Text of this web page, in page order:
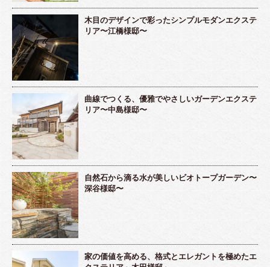
木目のデザインで彩ったシンプルモダンエクステ
リア〜江橋様邸〜
曲線でつくる、優雅でやさしいガーデンエクステ
リア〜中島様邸〜
自然石から滴る水が美しいビオトープガーデン〜
深谷様邸〜
家の価値を高める、格式とエレガントを極めたエ